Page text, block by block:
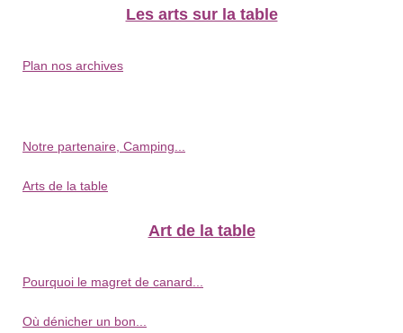
Les arts sur la table
Plan nos archives
Notre partenaire, Camping...
Arts de la table
Art de la table
Pourquoi le magret de canard...
Où dénicher un bon...